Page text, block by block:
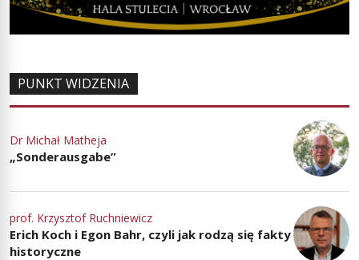
PUNKT WIDZENIA
Dr Michał Matheja
„Sonderausgabe”
prof. Krzysztof Ruchniewicz
Erich Koch i Egon Bahr, czyli jak rodzą się fakty
historyczne